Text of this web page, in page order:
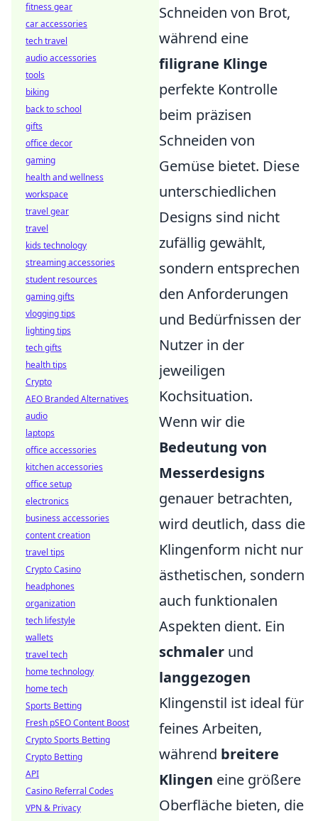
Schneiden von Brot,
während eine
filigrane Klinge
perfekte Kontrolle
beim präzisen
Schneiden von
Gemüse bietet. Diese
unterschiedlichen
Designs sind nicht
zufällig gewählt,
sondern entsprechen
den Anforderungen
und Bedürfnissen der
Nutzer in der
jeweiligen
Kochsituation.
Wenn wir die
Bedeutung von
Messerdesigns
genauer betrachten,
wird deutlich, dass die
Klingenform nicht nur
ästhetischen, sondern
auch funktionalen
Aspekten dient. Ein
schmaler und
langgezogen
Klingenstil ist ideal für
feines Arbeiten,
während breitere
Klingen eine größere
Oberfläche bieten, die
fitness gear
car accessories
tech travel
audio accessories
tools
biking
back to school
gifts
office decor
gaming
health and wellness
workspace
travel gear
travel
kids technology
streaming accessories
student resources
gaming gifts
vlogging tips
lighting tips
tech gifts
health tips
Crypto
AEO Branded Alternatives
audio
laptops
office accessories
kitchen accessories
office setup
electronics
business accessories
content creation
travel tips
Crypto Casino
headphones
organization
tech lifestyle
wallets
travel tech
home technology
home tech
Sports Betting
Fresh pSEO Content Boost
Crypto Sports Betting
Crypto Betting
API
Casino Referral Codes
VPN & Privacy